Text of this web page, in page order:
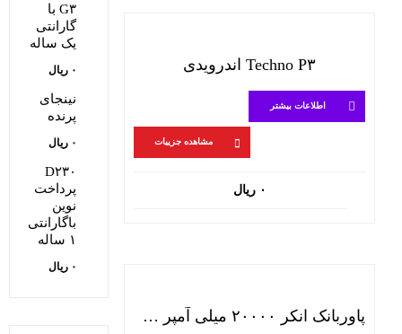
Techno P۳ اندرویدی
اطلاعات بیشتر
مشاهده جزییات
۰ ریال
پاوربانک انکر ۲۰۰۰۰ میلی آمپر مدل A۱۳۶۳H۹۱ – قرمز
G۳ با
گارانتی
یک ساله
۰ ریال
نینجای
پرنده
۰ ریال
D۲۳۰
پرداخت
نوین
باگارانتی
۱ ساله
۰ ریال